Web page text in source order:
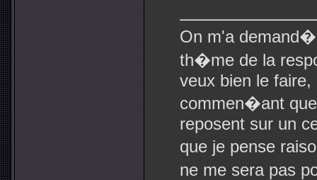
On m'a
th�me de la
veux bien le
commen�ant
reposent sur un
que je pense
ne me sera pas